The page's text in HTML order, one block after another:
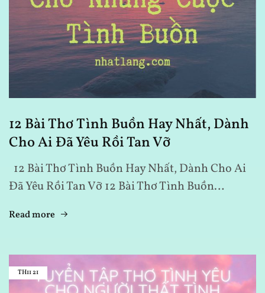
12 Bài Thơ Tình Buồn Hay Nhất, Dành
Cho Ai Đã Yêu Rồi Tan Vỡ
12 Bài Thơ Tình Buồn Hay Nhất, Dành Cho Ai
Đã Yêu Rồi Tan Vỡ 12 Bài Thơ Tình Buồn…
Read more
TH1121